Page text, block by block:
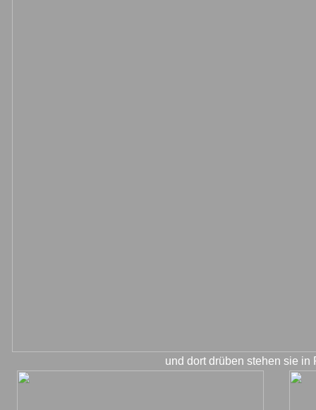
und dort drüben stehen sie in